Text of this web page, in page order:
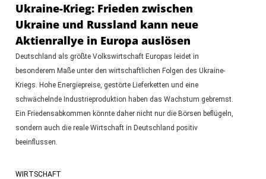
Ukraine-Krieg: Frieden zwischen
Ukraine und Russland kann neue
Aktienrallye in Europa auslösen
Deutschland als größte Volkswirtschaft Europas leidet in
besonderem Maße unter den wirtschaftlichen Folgen des Ukraine-
Kriegs. Hohe Energiepreise, gestörte Lieferketten und eine
schwächelnde Industrieproduktion haben das Wachstum gebremst.
Ein Friedensabkommen könnte daher nicht nur die Börsen beflügeln,
sondern auch die reale Wirtschaft in Deutschland positiv
beeinflussen.
WIRTSCHAFT